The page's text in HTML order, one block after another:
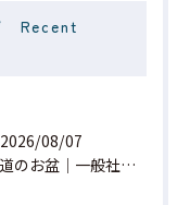
Recent
2026/08/07
神道のお盆｜一般社団法人 星月